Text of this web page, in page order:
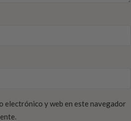
electrónico y web en este navegador